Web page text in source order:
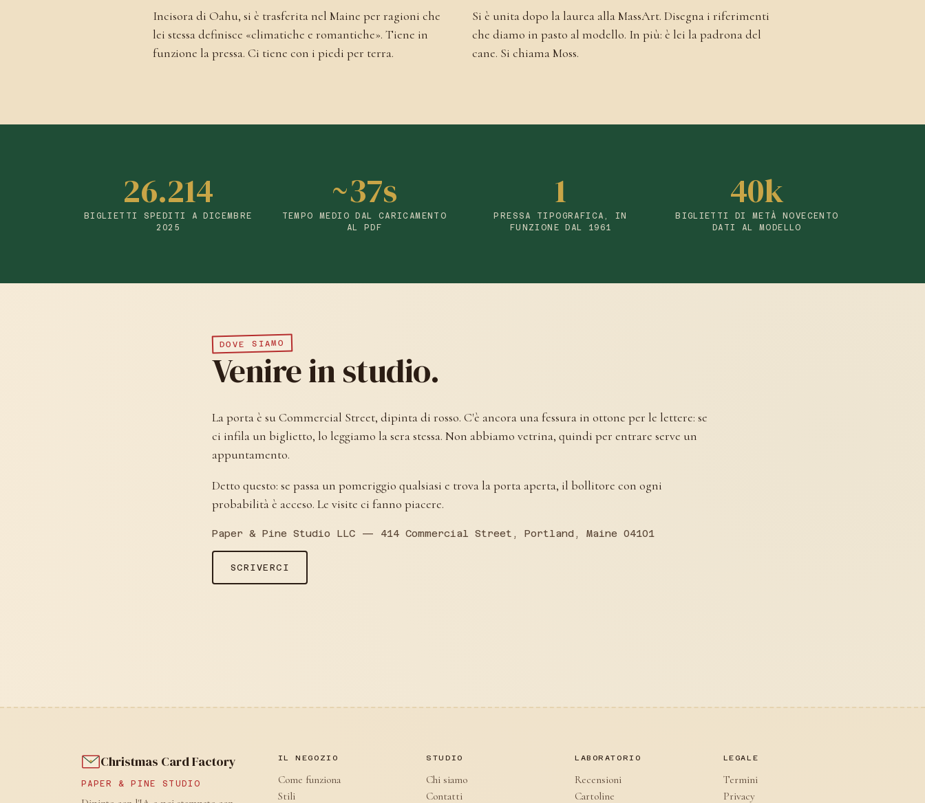
Incisora di Oahu, si è trasferita nel Maine per ragioni che
lei stessa definisce «climatiche e romantiche». Tiene in
funzione la pressa. Ci tiene con i piedi per terra.
Si è unita dopo la laurea alla MassArt. Disegna i riferimenti
che diamo in pasto al modello. In più: è lei la padrona del
cane. Si chiama Moss.
26.214
BIGLIETTI SPEDITI A DICEMBRE
2025
~37s
TEMPO MEDIO DAL CARICAMENTO
AL PDF
1
PRESSA TIPOGRAFICA, IN
FUNZIONE DAL 1961
40k
BIGLIETTI DI METÀ NOVECENTO
DATI AL MODELLO
DOVE SIAMO
Venire in studio.
La porta è su Commercial Street, dipinta di rosso. C'è ancora una fessura in ottone per le lettere: se
ci infila un biglietto, lo leggiamo la sera stessa. Non abbiamo vetrina, quindi per entrare serve un
appuntamento.
Detto questo: se passa un pomeriggio qualsiasi e trova la porta aperta, il bollitore con ogni
probabilità è acceso. Le visite ci fanno piacere.
Paper & Pine Studio LLC — 414 Commercial Street, Portland, Maine 04101
SCRIVERCI
Christmas Card Factory
PAPER & PINE STUDIO
IL NEGOZIO
Come funziona
Stili
STUDIO
Chi siamo
Contatti
LABORATORIO
Recensioni
Cartoline
LEGALE
Termini
Privacy